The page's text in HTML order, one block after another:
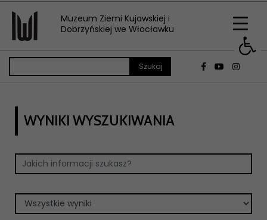
Muzeum Ziemi Kujawskiej i
Dobrzyńskiej we Włocławku
WYNIKI WYSZUKIWANIA